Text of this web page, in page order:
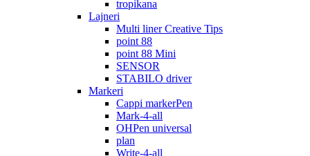
tropikana
Lajneri
Multi liner Creative Tips
point 88
point 88 Mini
SENSOR
STABILO driver
Markeri
Cappi markerPen
Mark-4-all
OHPen universal
plan
Write-4-all